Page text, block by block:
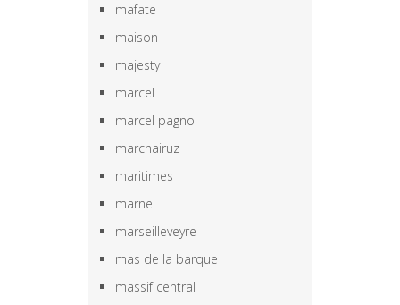
mafate
maison
majesty
marcel
marcel pagnol
marchairuz
maritimes
marne
marseilleveyre
mas de la barque
massif central